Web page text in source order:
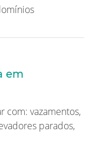
em
com: vazamentos,
parados,